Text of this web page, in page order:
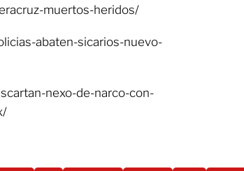
muertos-heridos/
abaten-sicarios-nuevo-
nexo-de-narco-con-